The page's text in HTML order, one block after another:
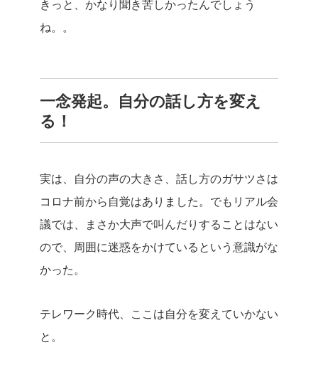
きっと、かなり聞き苦しかったんでしょう
ね。。
一念発起。自分の話し方を変え
る！
実は、自分の声の大きさ、話し方のガサツさは
コロナ前から自覚はありました。でもリアル会
議では、まさか大声で叫んだりすることはない
ので、周囲に迷惑をかけているという意識がな
かった。
テレワーク時代、ここは自分を変えていかない
と。